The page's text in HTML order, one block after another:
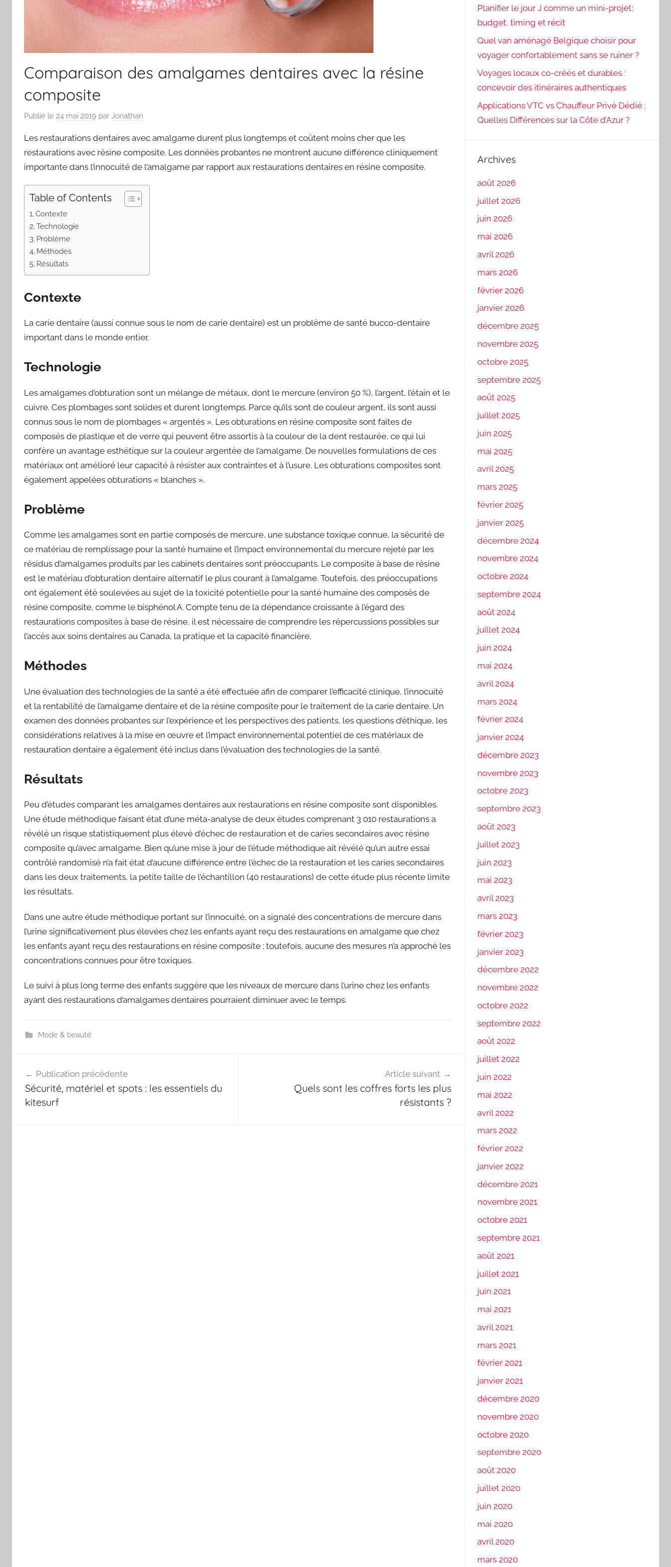
Comparaison des amalgames dentaires avec la résine
composite
Publié le 24 mai 2019 par Jonathan
Les restaurations dentaires avec amalgame durent plus longtemps et coûtent moins cher que les
restaurations avec résine composite. Les données probantes ne montrent aucune différence cliniquement
importante dans l’innocuité de l’amalgame par rapport aux restaurations dentaires en résine composite.
Table of Contents
Contexte
Technologie
Problème
Méthodes
Résultats
Contexte
La carie dentaire (aussi connue sous le nom de carie dentaire) est un problème de santé bucco-dentaire
important dans le monde entier.
Technologie
Les amalgames d’obturation sont un mélange de métaux, dont le mercure (environ 50 %), l’argent, l’étain et le
cuivre. Ces plombages sont solides et durent longtemps. Parce qu’ils sont de couleur argent, ils sont aussi
connus sous le nom de plombages « argentés ». Les obturations en résine composite sont faites de
composés de plastique et de verre qui peuvent être assortis à la couleur de la dent restaurée, ce qui lui
confère un avantage esthétique sur la couleur argentée de l’amalgame. De nouvelles formulations de ces
matériaux ont amélioré leur capacité à résister aux contraintes et à l’usure. Les obturations composites sont
également appelées obturations « blanches ».
Problème
Comme les amalgames sont en partie composés de mercure, une substance toxique connue, la sécurité de
ce matériau de remplissage pour la santé humaine et l’impact environnemental du mercure rejeté par les
résidus d’amalgames produits par les cabinets dentaires sont préoccupants. Le composite à base de résine
est le matériau d’obturation dentaire alternatif le plus courant à l’amalgame. Toutefois, des préoccupations
ont également été soulevées au sujet de la toxicité potentielle pour la santé humaine des composés de
résine composite, comme le bisphénol A. Compte tenu de la dépendance croissante à l’égard des
restaurations composites à base de résine, il est nécessaire de comprendre les répercussions possibles sur
l’accès aux soins dentaires au Canada, la pratique et la capacité financière.
Méthodes
Une évaluation des technologies de la santé a été effectuée afin de comparer l’efficacité clinique, l’innocuité
et la rentabilité de l’amalgame dentaire et de la résine composite pour le traitement de la carie dentaire. Un
examen des données probantes sur l’expérience et les perspectives des patients, les questions d’éthique, les
considérations relatives à la mise en œuvre et l’impact environnemental potentiel de ces matériaux de
restauration dentaire a également été inclus dans l’évaluation des technologies de la santé.
Résultats
Peu d’études comparant les amalgames dentaires aux restaurations en résine composite sont disponibles.
Une étude méthodique faisant état d’une méta-analyse de deux études comprenant 3 010 restaurations a
révélé un risque statistiquement plus élevé d’échec de restauration et de caries secondaires avec résine
composite qu’avec amalgame. Bien qu’une mise à jour de l’étude méthodique ait révélé qu’un autre essai
contrôlé randomisé n’a fait état d’aucune différence entre l’échec de la restauration et les caries secondaires
dans les deux traitements, la petite taille de l’échantillon (40 restaurations) de cette étude plus récente limite
les résultats.
Dans une autre étude méthodique portant sur l’innocuité, on a signalé des concentrations de mercure dans
l’urine significativement plus élevées chez les enfants ayant reçu des restaurations en amalgame que chez
les enfants ayant reçu des restaurations en résine composite ; toutefois, aucune des mesures n’a approché les
concentrations connues pour être toxiques.
Le suivi à plus long terme des enfants suggère que les niveaux de mercure dans l’urine chez les enfants
ayant des restaurations d’amalgames dentaires pourraient diminuer avec le temps.
Mode & beauté
de
l’article
Publication précédente
Sécurité, matériel et spots : les essentiels du
kitesurf
Article suivant
Quels sont les coffres forts les plus
résistants ?
Planifier le jour J comme un mini-projet:
budget, timing et récit
Quel van aménagé Belgique choisir pour
voyager confortablement sans se ruiner ?
Voyages locaux co-créés et durables :
concevoir des itinéraires authentiques
Applications VTC vs Chauffeur Privé Dédié :
Quelles Différences sur la Côte d’Azur ?
Archives
août 2026
juillet 2026
juin 2026
mai 2026
avril 2026
mars 2026
février 2026
janvier 2026
décembre 2025
novembre 2025
octobre 2025
septembre 2025
août 2025
juillet 2025
juin 2025
mai 2025
avril 2025
mars 2025
février 2025
janvier 2025
décembre 2024
novembre 2024
octobre 2024
septembre 2024
août 2024
juillet 2024
juin 2024
mai 2024
avril 2024
mars 2024
février 2024
janvier 2024
décembre 2023
novembre 2023
octobre 2023
septembre 2023
août 2023
juillet 2023
juin 2023
mai 2023
avril 2023
mars 2023
février 2023
janvier 2023
décembre 2022
novembre 2022
octobre 2022
septembre 2022
août 2022
juillet 2022
juin 2022
mai 2022
avril 2022
mars 2022
février 2022
janvier 2022
décembre 2021
novembre 2021
octobre 2021
septembre 2021
août 2021
juillet 2021
juin 2021
mai 2021
avril 2021
mars 2021
février 2021
janvier 2021
décembre 2020
novembre 2020
octobre 2020
septembre 2020
août 2020
juillet 2020
juin 2020
mai 2020
avril 2020
mars 2020